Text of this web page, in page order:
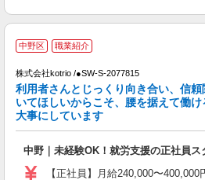
中野区 職業紹介
株式会社kotrio /●SW-S-2077815
利用者さんとじっくり向き合い、信頼
いてほしいからこそ、腰を据えて働け
大事にしています
中野｜未経験OK！就労支援の正社員ス
【正社員】月給240,000〜